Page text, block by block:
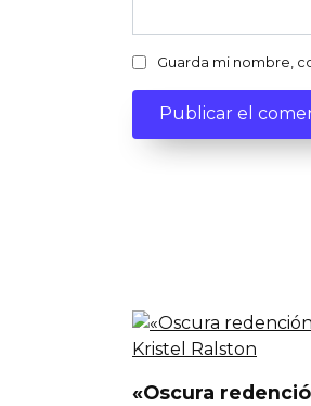
Guarda mi nombre,
«Oscura